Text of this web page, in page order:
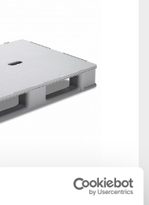
immagine simile